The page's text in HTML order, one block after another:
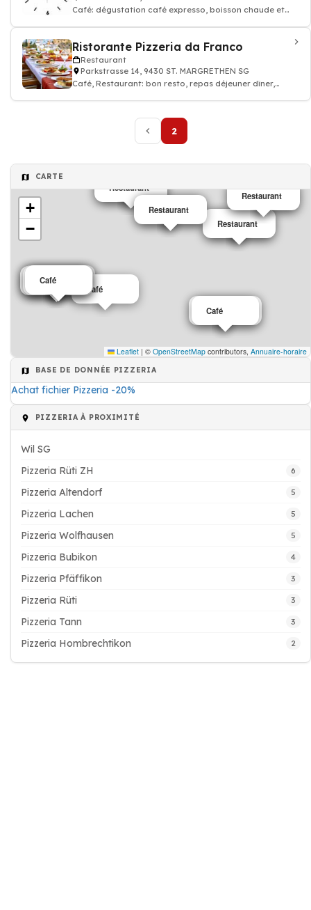
Café: dégustation café expresso, boisson chaude et
Ristorante Pizzeria da Franco
Restaurant
Parkstrasse 14, 9430 ST. MARGRETHEN SG
Café, Restaurant: bon resto, repas déjeuner dîner,
2
CARTE
Restaurant
Restaurant
Café
Café
Restaurant
Café
Café
Café
Restaurant
Restaurant
Restaurant
Café
Café
Café
Restaurant
+
−
Leaflet | © OpenStreetMap contributors, Annuaire-horaire
BASE DE DONNÉE PIZZERIA
Achat fichier Pizzeria -20%
PIZZERIA À PROXIMITÉ
Wil SG
Pizzeria Rüti ZH
6
Pizzeria Altendorf 5
Pizzeria Lachen 5
Pizzeria Wolfhausen 5
Pizzeria Bubikon 4
Pizzeria Pfäffikon 3
Pizzeria Rüti 3
Pizzeria Tann 3
Pizzeria Hombrechtikon 2